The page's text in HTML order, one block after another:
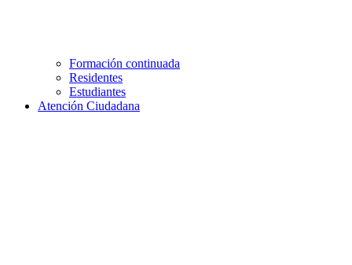
Formación continuada
Residentes
Estudiantes
Atención Ciudadana